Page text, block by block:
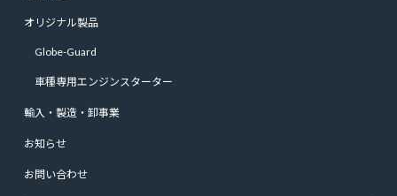
オリジナル製品
Globe-Guard
車種専用エンジンスターター
輸入・製造・卸事業
お知らせ
お問い合わせ